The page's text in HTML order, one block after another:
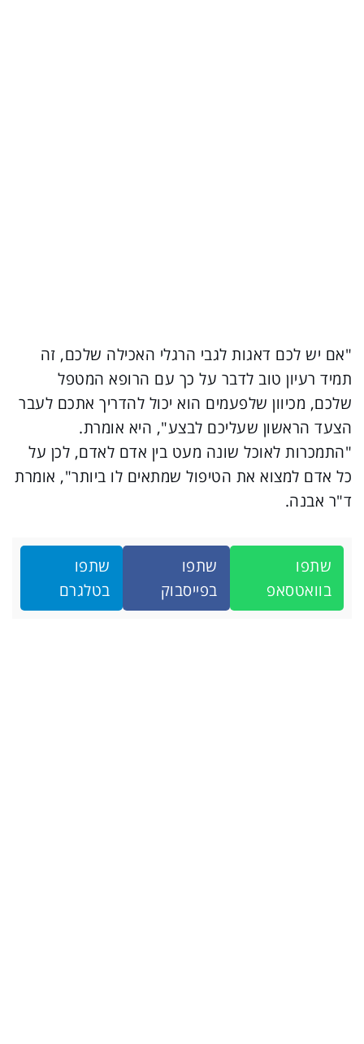
"אם יש לכם דאגות לגבי הרגלי האכילה שלכם, זה
תמיד רעיון טוב לדבר על כך עם הרופא המטפל
שלכם, מכיוון שלפעמים הוא יכול להדריך אתכם לעבר
הצעד הראשון שעליכם לבצע", היא אומרת.
"התמכרות לאוכל שונה מעט בין אדם לאדם, לכן על
כל אדם למצוא את הטיפול שמתאים לו ביותר", אומרת
ד"ר אבנה.
שתפו
בוואטסאפ
שתפו
בפייסבוק
שתפו
בטלגרם